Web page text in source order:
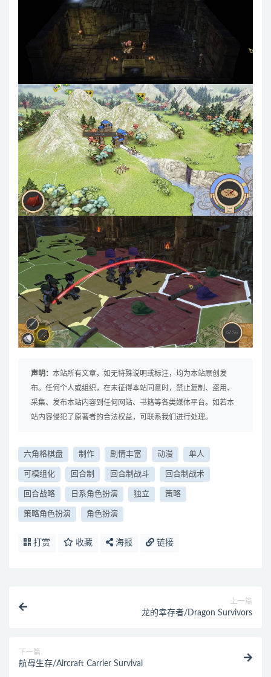
声明： 本站所有文章，如无特殊说明或标注，均为本站原创发
布。任何个人或组织，在未征得本站同意时，禁止复制、盗用、
采集、发布本站内容到任何网站、书籍等各类媒体平台。如若本
站内容侵犯了原著者的合法权益，可联系我们进行处理。
六角格棋盘 制作 剧情丰富 动漫 单人
可模组化 回合制 回合制战斗 回合制战术
回合战略 日系角色扮演 独立 策略
策略角色扮演 角色扮演
打赏 收藏 海报 链接
上一篇
龙的幸存者/Dragon Survivors
下一篇
航母生存/Aircraft Carrier Survival